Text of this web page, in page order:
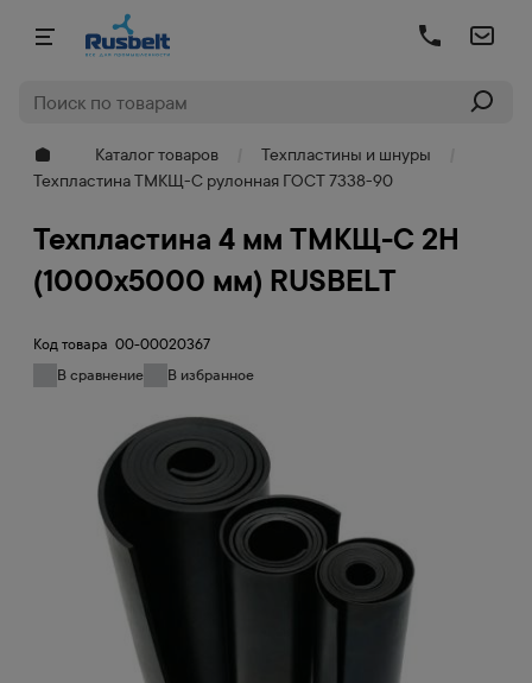
Каталог товаров
Техпластины и шнуры
Техпластина ТМКЩ-С рулонная ГОСТ 7338-90
Техпластина 4 мм ТМКЩ-C 2Н
(1000х5000 мм) RUSBELT
Код товара 00-00020367
В сравнение
В избранное